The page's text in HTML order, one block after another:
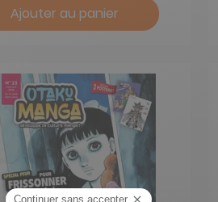
Ajouter au panier